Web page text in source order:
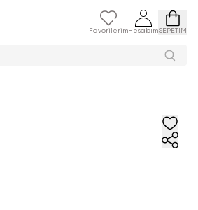
Favorilerim HesabımSEPETİM